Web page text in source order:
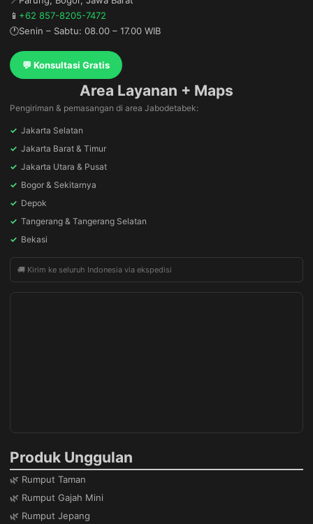
📱 +62 857-8205-7472
🕐Senin – Sabtu: 08.00 – 17.00 WIB
💬 Konsultasi Gratis
Area Layanan + Maps
Pengiriman & pemasangan di area Jabodetabek:
✓ Jakarta Selatan
✓ Jakarta Barat & Timur
✓ Jakarta Utara & Pusat
✓ Bogor & Sekitarnya
✓ Depok
✓ Tangerang & Tangerang Selatan
✓ Bekasi
🚚 Kirim ke seluruh Indonesia via ekspedisi
Produk Unggulan
🌿 Rumput Taman
🌿 Rumput Gajah Mini
🌿 Rumput Jepang